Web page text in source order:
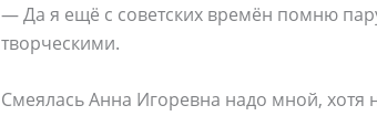
— Да я ещё с советских времён помню
творческими.
Смеялась Анна Игоревна надо мной,